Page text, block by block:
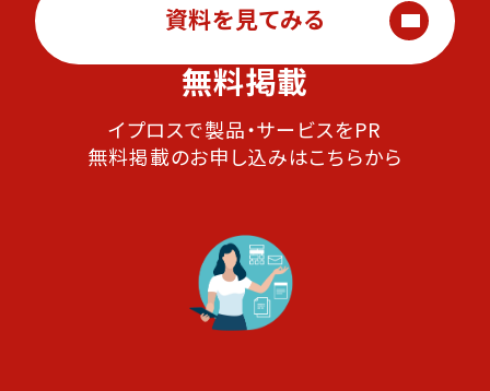
資料を見てみる
無料掲載
イプロスで製品・サービスをPR
無料掲載のお申し込みはこちらから